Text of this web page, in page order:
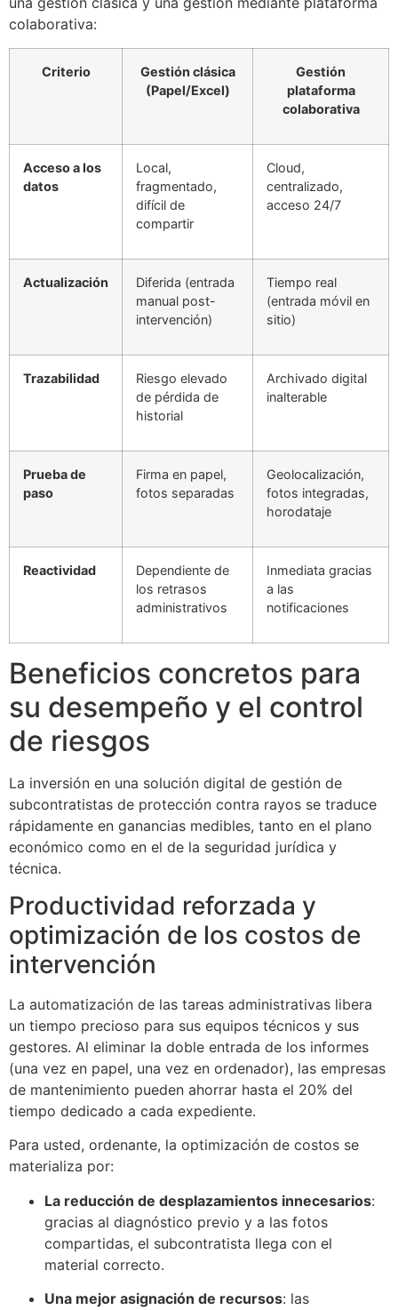
colaborativa:
Criterio
Gestión clásica
(Papel/Excel)
Gestión
plataforma
colaborativa
Acceso a los
datos
Local,
fragmentado,
difícil de
compartir
Cloud,
centralizado,
acceso 24/7
Actualización
Diferida (entrada
manual post-
intervención)
Tiempo real
(entrada móvil en
sitio)
Trazabilidad
Riesgo elevado
de pérdida de
historial
Archivado digital
inalterable
Prueba de
paso
Firma en papel,
fotos separadas
Geolocalización,
fotos integradas,
horodataje
Reactividad
Dependiente de
los retrasos
administrativos
Inmediata gracias
a las
notificaciones
Beneficios concretos para
su desempeño y el control
de riesgos
La inversión en una solución digital de gestión de
subcontratistas de protección contra rayos se traduce
rápidamente en ganancias medibles, tanto en el plano
económico como en el de la seguridad jurídica y
técnica.
Productividad reforzada y
optimización de los costos de
intervención
La automatización de las tareas administrativas libera
un tiempo precioso para sus equipos técnicos y sus
gestores. Al eliminar la doble entrada de los informes
(una vez en papel, una vez en ordenador), las empresas
de mantenimiento pueden ahorrar hasta el 20% del
tiempo dedicado a cada expediente.
Para usted, ordenante, la optimización de costos se
materializa por:
La reducción de desplazamientos innecesarios:
gracias al diagnóstico previo y a las fotos
compartidas, el subcontratista llega con el
material correcto.
Una mejor asignación de recursos: las